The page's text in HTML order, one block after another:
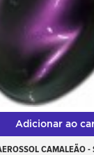
Adicionar ao
CAMALEÃO -